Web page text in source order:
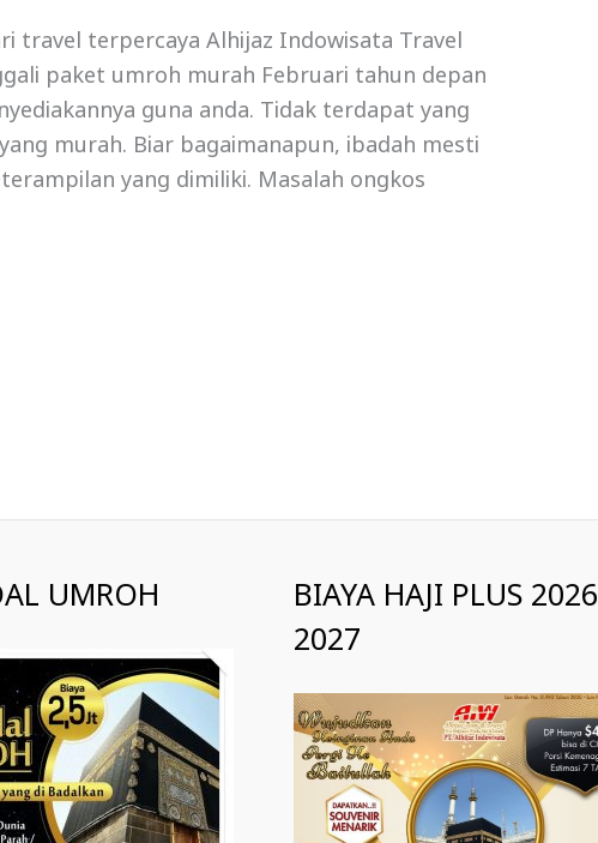
travel terpercaya Alhijaz Indowisata Travel
paket umroh murah Februari tahun depan
guna anda. Tidak terdapat yang
murah. Biar bagaimanapun, ibadah mesti
yang dimiliki. Masalah ongkos
UMROH
BIAYA HAJI PLUS 2026
2027